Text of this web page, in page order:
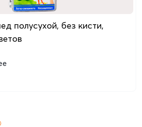
полусухой, без кисти,